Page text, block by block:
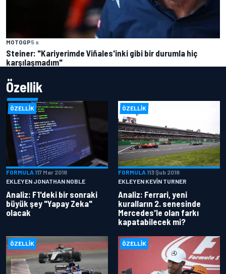
MOTOGP5 s
Steiner: "Kariyerimde Viñales'inki gibi bir durumla hiç
karşılaşmadım"
Özellik
ÖZELLIK
FORMULA 117 Mar 2018
EKLEYEN JONATHAN NOBLE
Analiz: F1'deki bir sonraki
büyük şey "Yapay Zeka"
olacak
ÖZELLIK
FORMULA 113 Şub 2018
EKLEYEN KEVIN TURNER
Analiz: Ferrari, yeni
kuralların 2. senesinde
Mercedes'le olan farkı
kapatabilecek mi?
ÖZELLIK ÖZELLIK